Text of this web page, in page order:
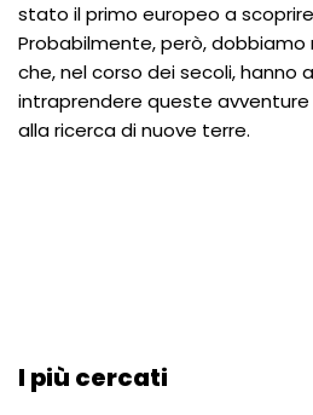
stato il primo europeo a scoprire
Probabilmente, però,
che, nel corso dei secoli, hanno
intraprendere queste
alla ricerca di nuove terre.
I più cercati